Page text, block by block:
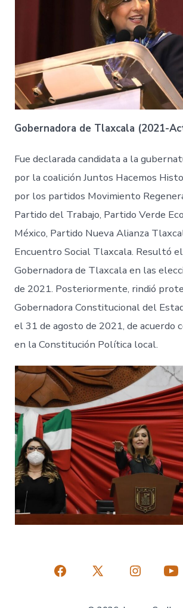
Gobernadora de Tlaxcala (2021-
Fue declarada candidata a la
por la coalición Juntos Hacemos
por los partidos Movimiento
Partido del Trabajo, Partido Verde
México, Partido Nueva Alianza
Encuentro Social Tlaxcala. Resultó
Gobernadora de Tlaxcala en las
de 2021. Posteriormente, rindió
Gobernadora Constitucional del
el 31 de agosto de 2021, de acuerdo
en la Constitución Política local.
Abrir
Abrir
Abrir